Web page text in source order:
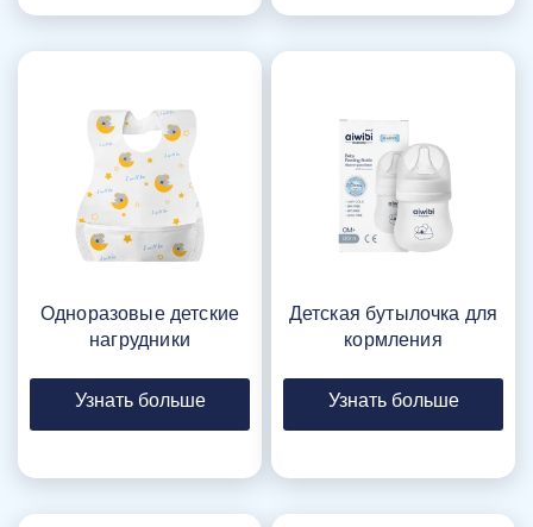
Одноразовые детские
нагрудники
Узнать больше
Детская бутылочка для
кормления
Узнать больше